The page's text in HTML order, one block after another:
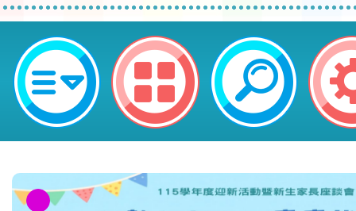
桃園市平鎮區新勢國民小學